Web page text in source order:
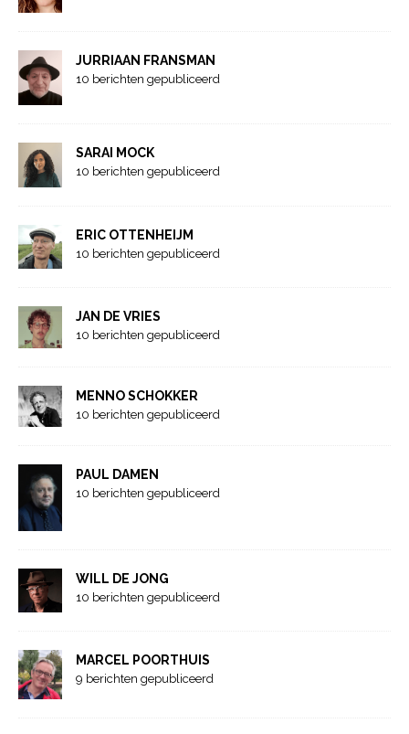
JURRIAAN FRANSMAN
10 berichten gepubliceerd
SARAI MOCK
10 berichten gepubliceerd
ERIC OTTENHEIJM
10 berichten gepubliceerd
JAN DE VRIES
10 berichten gepubliceerd
MENNO SCHOKKER
10 berichten gepubliceerd
PAUL DAMEN
10 berichten gepubliceerd
WILL DE JONG
10 berichten gepubliceerd
MARCEL POORTHUIS
9 berichten gepubliceerd